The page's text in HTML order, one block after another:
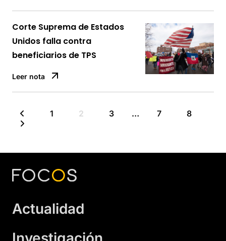
Corte Suprema de Estados
Unidos falla contra
beneficiarios de TPS
Leer nota
1 2 3 … 7 8
Actualidad